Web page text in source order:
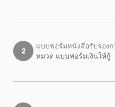
2
แบบฟอร์มหนังสือรับรอง
หมวด แบบฟอร์มเงินให้กู้